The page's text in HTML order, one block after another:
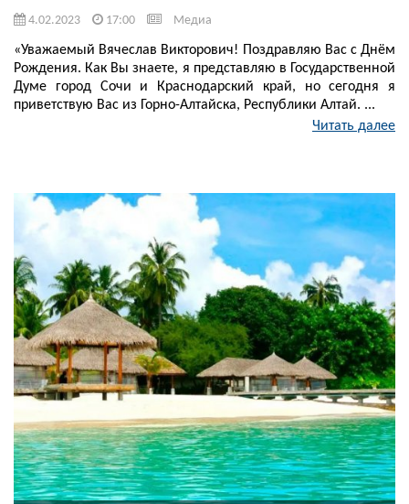
4.02.2023 17:00 Медиа
«Уважаемый Вячеслав Викторович! Поздравляю Вас с Днём
Рождения. Как Вы знаете, я представляю в Государственной
Думе город Сочи и Краснодарский край, но сегодня я
приветствую Вас из Горно-Алтайска, Республики Алтай. ...
Читать далее